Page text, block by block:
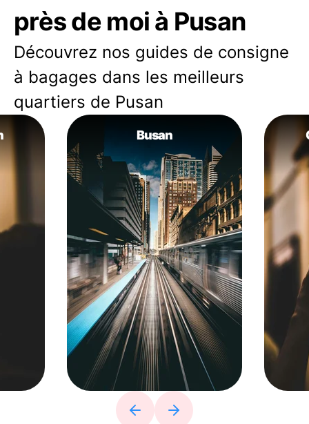
près de moi à Pusan
Découvrez nos guides de consigne
à bagages dans les meilleurs
quartiers de Pusan
Busan